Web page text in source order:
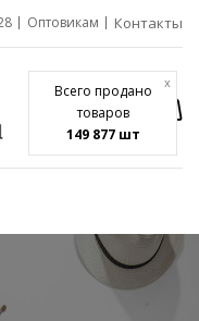
Всего продано
товаров
149 877 шт
x
Оптовикам Контакты